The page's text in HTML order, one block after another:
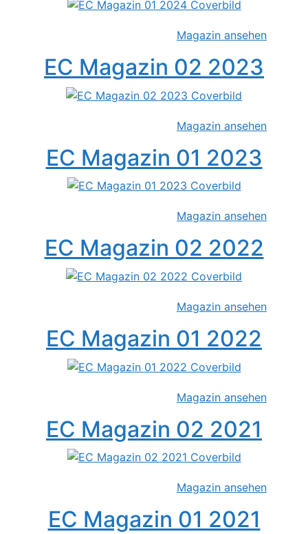
Magazin ansehen
EC Magazin 02 2023
Magazin ansehen
EC Magazin 01 2023
Magazin ansehen
EC Magazin 02 2022
Magazin ansehen
EC Magazin 01 2022
Magazin ansehen
EC Magazin 02 2021
Magazin ansehen
EC Magazin 01 2021